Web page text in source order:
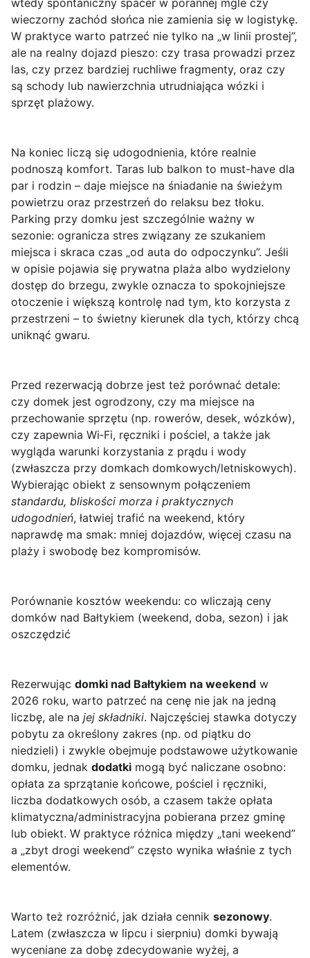
wtedy spontaniczny spacer w porannej mgle czy
wieczorny zachód słońca nie zamienia się w logistykę.
W praktyce warto patrzeć nie tylko na „w linii prostej”,
ale na realny dojazd pieszo: czy trasa prowadzi przez
las, czy przez bardziej ruchliwe fragmenty, oraz czy
są schody lub nawierzchnia utrudniająca wózki i
sprzęt plażowy.
Na koniec liczą się udogodnienia, które realnie
podnoszą komfort. Taras lub balkon to must-have dla
par i rodzin – daje miejsce na śniadanie na świeżym
powietrzu oraz przestrzeń do relaksu bez tłoku.
Parking przy domku jest szczególnie ważny w
sezonie: ogranicza stres związany ze szukaniem
miejsca i skraca czas „od auta do odpoczynku”. Jeśli
w opisie pojawia się prywatna plaża albo wydzielony
dostęp do brzegu, zwykle oznacza to spokojniejsze
otoczenie i większą kontrolę nad tym, kto korzysta z
przestrzeni – to świetny kierunek dla tych, którzy chcą
uniknąć gwaru.
Przed rezerwacją dobrze jest też porównać detale:
czy domek jest ogrodzony, czy ma miejsce na
przechowanie sprzętu (np. rowerów, desek, wózków),
czy zapewnia Wi‑Fi, ręczniki i pościel, a także jak
wygląda warunki korzystania z prądu i wody
(zwłaszcza przy domkach domkowych/letniskowych).
Wybierając obiekt z sensownym połączeniem
standardu, bliskości morza i praktycznych
udogodnień, łatwiej trafić na weekend, który
naprawdę ma smak: mniej dojazdów, więcej czasu na
plaży i swobodę bez kompromisów.
Porównanie kosztów weekendu: co wliczają ceny
domków nad Bałtykiem (weekend, doba, sezon) i jak
oszczędzić
Rezerwując domki nad Bałtykiem na weekend w
2026 roku, warto patrzeć na cenę nie jak na jedną
liczbę, ale na jej składniki. Najczęściej stawka dotyczy
pobytu za określony zakres (np. od piątku do
niedzieli) i zwykle obejmuje podstawowe użytkowanie
domku, jednak dodatki mogą być naliczane osobno:
opłata za sprzątanie końcowe, pościel i ręczniki,
liczba dodatkowych osób, a czasem także opłata
klimatyczna/administracyjna pobierana przez gminę
lub obiekt. W praktyce różnica między „tani weekend”
a „zbyt drogi weekend” często wynika właśnie z tych
elementów.
Warto też rozróżnić, jak działa cennik sezonowy.
Latem (zwłaszcza w lipcu i sierpniu) domki bywają
wyceniane za dobę zdecydowanie wyżej, a